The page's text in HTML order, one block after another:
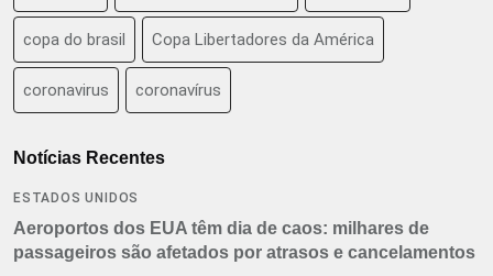
copa do brasil Copa Libertadores da América
coronavirus coronavírus
Notícias Recentes
ESTADOS UNIDOS
Aeroportos dos EUA têm dia de caos: milhares de
passageiros são afetados por atrasos e cancelamentos